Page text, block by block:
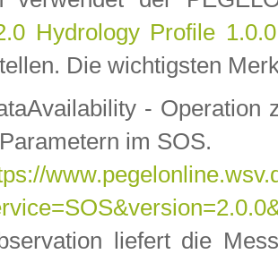
Hydrology Profile
Die wichtigsten
- Operation
im SOS.
liefert die